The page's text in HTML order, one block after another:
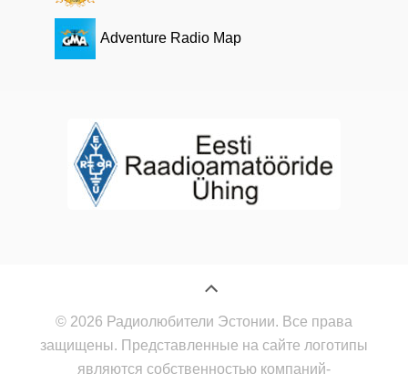
Adventure Radio Map
© 2026 Радиолюбители Эстонии. Все права
защищены. Представленные на сайте логотипы
являются собственностью компаний-